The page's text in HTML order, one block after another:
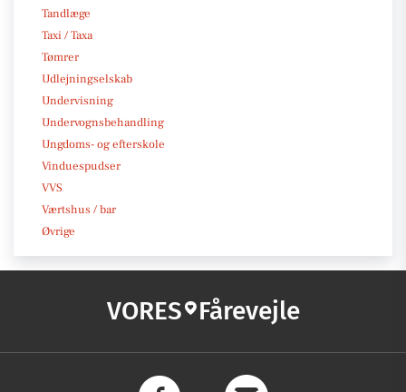
Tandlæge
Taxi / Taxa
Tømrer
Udlejningselskab
Undervisning
Undervognsbehandling
Ungdoms- og efterskole
Vinduespudser
VVS
Værtshus / bar
Øvrige
VORES Fårevejle